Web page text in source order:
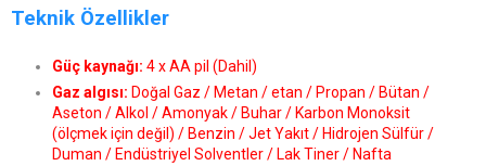
Teknik Özellikler
Güç kaynağı: 4 x AA pil (Dahil)
Gaz algısı: Doğal Gaz / Metan / etan / Propan / Bütan /
Aseton / Alkol / Amonyak / Buhar / Karbon Monoksit
(ölçmek için değil) / Benzin / Jet Yakıt / Hidrojen Sülfür /
Duman / Endüstriyel Solventler / Lak Tiner / Nafta